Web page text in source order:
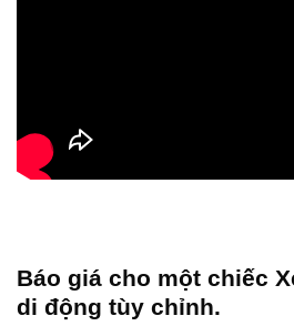
Báo giá cho một chiếc
di động tùy chỉnh.